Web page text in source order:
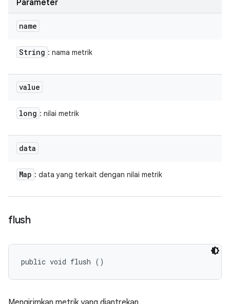
Parameter
name
String : nama metrik
value
long : nilai metrik
data
Map : data yang terkait dengan nilai metrik
flush
public void flush ()